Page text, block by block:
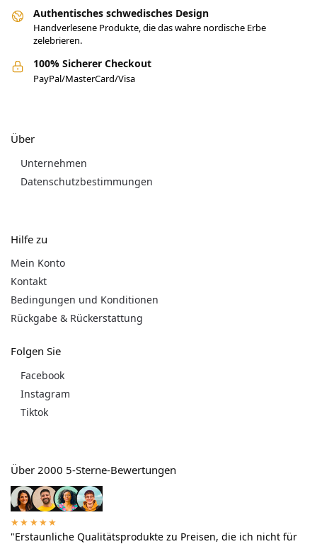
Authentisches schwedisches Design
Handverlesene Produkte, die das wahre nordische Erbe
zelebrieren.
100% Sicherer Checkout
PayPal/MasterCard/Visa
Über
Unternehmen
Datenschutzbestimmungen
Hilfe zu
Mein Konto
Kontakt
Bedingungen und Konditionen
Rückgabe & Rückerstattung
Folgen Sie
Facebook
Instagram
Tiktok
Über 2000 5-Sterne-Bewertungen
★★★★★
"Erstaunliche Qualitätsprodukte zu Preisen, die ich nicht für